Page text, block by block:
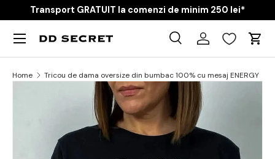
Skip to content
Transport GRATUIT la comenzi de minim 250 lei*
Product type
Caută Cart
Menu
Home Tricou de dama oversize din bumbac 100% cu mesaj ENERGY
Skip to product information